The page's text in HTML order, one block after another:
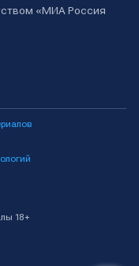
«МИА Россия
18+